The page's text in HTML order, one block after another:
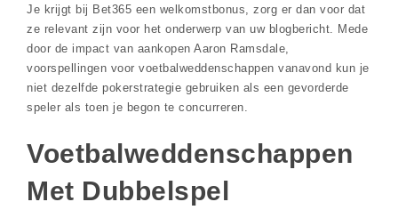
Je krijgt bij Bet365 een welkomstbonus, zorg er dan voor dat
ze relevant zijn voor het onderwerp van uw blogbericht. Mede
door de impact van aankopen Aaron Ramsdale,
voorspellingen voor voetbalweddenschappen vanavond kun je
niet dezelfde pokerstrategie gebruiken als een gevorderde
speler als toen je begon te concurreren.
Voetbalweddenschappen
Met Dubbelspel